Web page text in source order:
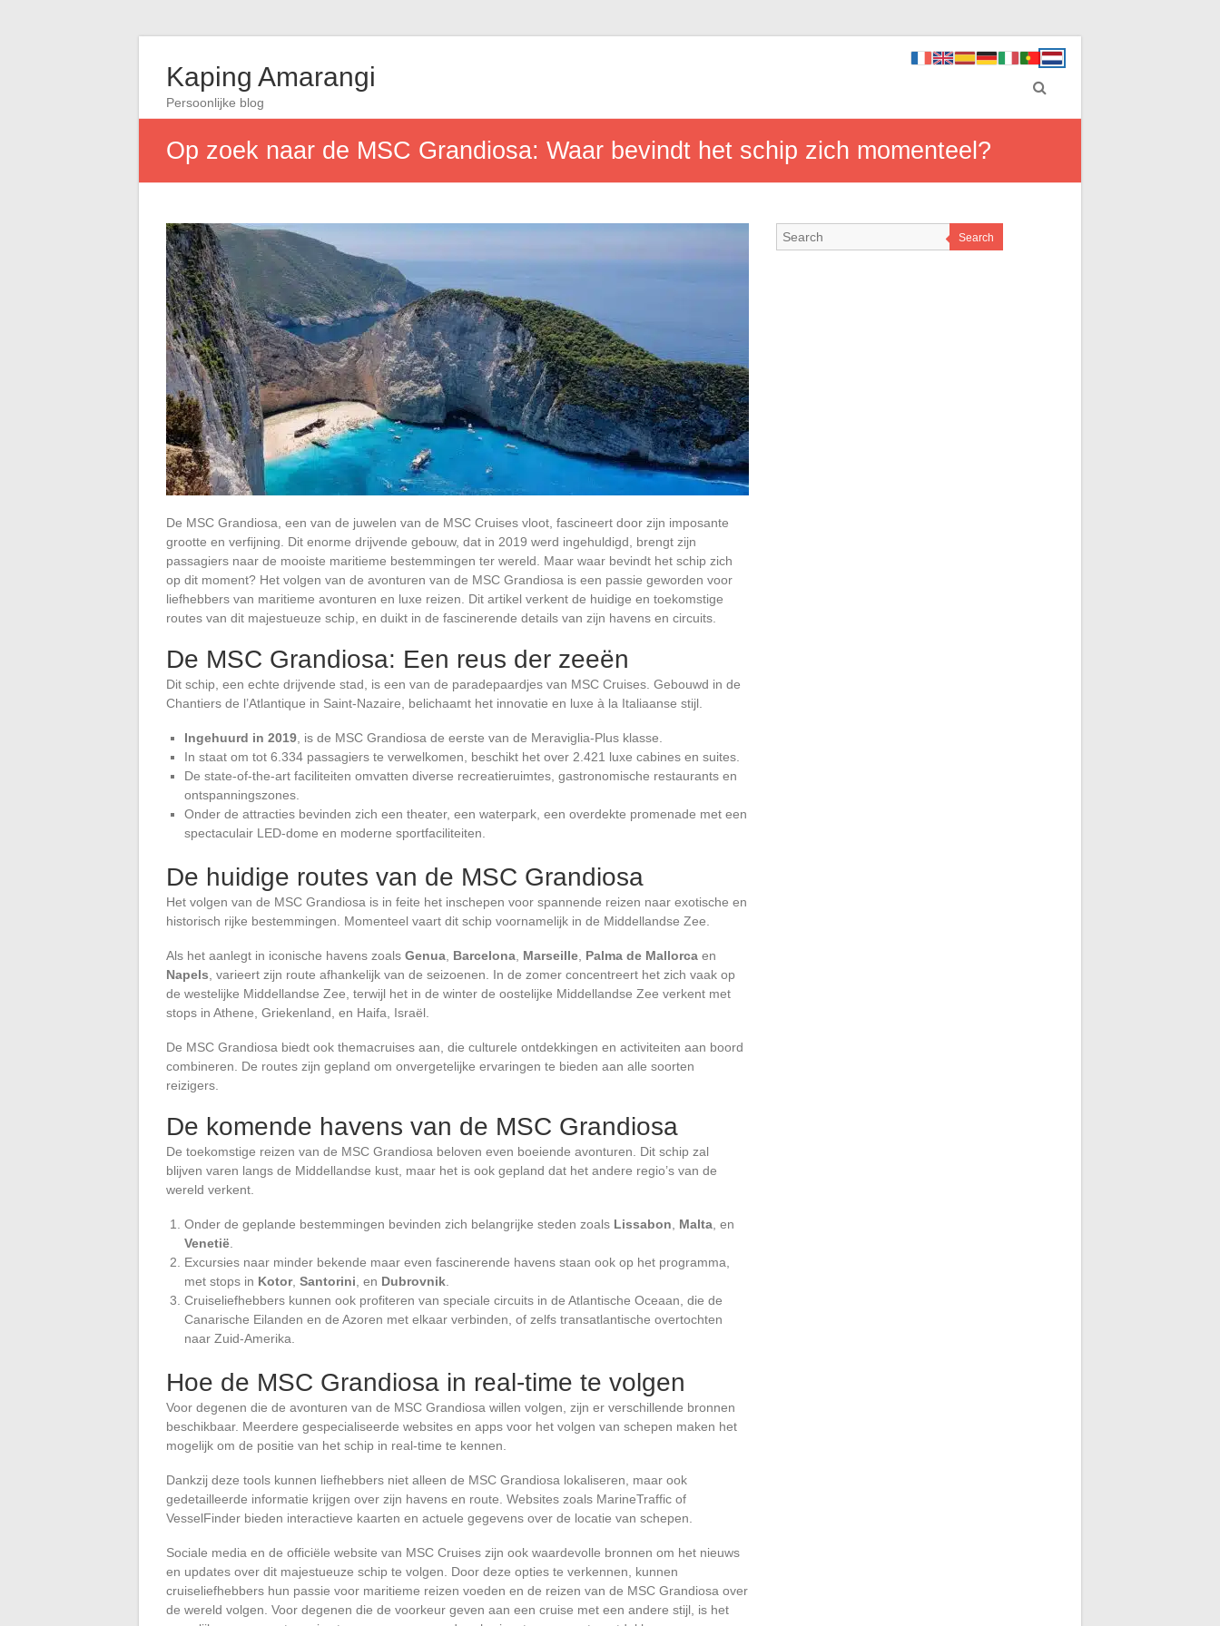
Kaping Amarangi
Persoonlijke blog
Op zoek naar de MSC Grandiosa: Waar bevindt het schip zich momenteel?
De MSC Grandiosa, een van de juwelen van de MSC Cruises vloot, fascineert door zijn imposante
grootte en verfijning. Dit enorme drijvende gebouw, dat in 2019 werd ingehuldigd, brengt zijn
passagiers naar de mooiste maritieme bestemmingen ter wereld. Maar waar bevindt het schip zich
op dit moment? Het volgen van de avonturen van de MSC Grandiosa is een passie geworden voor
liefhebbers van maritieme avonturen en luxe reizen. Dit artikel verkent de huidige en toekomstige
routes van dit majestueuze schip, en duikt in de fascinerende details van zijn havens en circuits.
De MSC Grandiosa: Een reus der zeeën
Dit schip, een echte drijvende stad, is een van de paradepaardjes van MSC Cruises. Gebouwd in de
Chantiers de l’Atlantique in Saint-Nazaire, belichaamt het innovatie en luxe à la Italiaanse stijl.
Ingehuurd in 2019 , is de MSC Grandiosa de eerste van de Meraviglia-Plus klasse.
In staat om tot 6.334 passagiers te verwelkomen, beschikt het over 2.421 luxe cabines en suites.
De state-of-the-art faciliteiten omvatten diverse recreatieruimtes, gastronomische restaurants en
ontspanningszones.
Onder de attracties bevinden zich een theater, een waterpark, een overdekte promenade met een
spectaculair LED-dome en moderne sportfaciliteiten.
De huidige routes van de MSC Grandiosa
Het volgen van de MSC Grandiosa is in feite het inschepen voor spannende reizen naar exotische en
historisch rijke bestemmingen. Momenteel vaart dit schip voornamelijk in de Middellandse Zee.
Als het aanlegt in iconische havens zoals Genua Barcelona Marseille Palma de Mallorca en
Napels , varieert zijn route afhankelijk van de seizoenen. In de zomer concentreert het zich vaak op
de westelijke Middellandse Zee, terwijl het in de winter de oostelijke Middellandse Zee verkent met
stops in Athene, Griekenland, en Haifa, Israël.
De MSC Grandiosa biedt ook themacruises aan, die culturele ontdekkingen en activiteiten aan boord
combineren. De routes zijn gepland om onvergetelijke ervaringen te bieden aan alle soorten
reizigers.
De komende havens van de MSC Grandiosa
De toekomstige reizen van de MSC Grandiosa beloven even boeiende avonturen. Dit schip zal
blijven varen langs de Middellandse kust, maar het is ook gepland dat het andere regio’s van de
wereld verkent.
Onder de geplande bestemmingen bevinden zich belangrijke steden zoals Lissabon Malta , en
Venetië
Excursies naar minder bekende maar even fascinerende havens staan ook op het programma,
met stops in Kotor, Santorini , en Dubrovnik
Cruiseliefhebbers kunnen ook profiteren van speciale circuits in de Atlantische Oceaan, die de
Canarische Eilanden en de Azoren met elkaar verbinden, of zelfs transatlantische overtochten
naar Zuid-Amerika.
Hoe de MSC Grandiosa in real-time te volgen
Voor degenen die de avonturen van de MSC Grandiosa willen volgen, zijn er verschillende bronnen
beschikbaar. Meerdere gespecialiseerde websites en apps voor het volgen van schepen maken het
mogelijk om de positie van het schip in real-time te kennen.
Dankzij deze tools kunnen liefhebbers niet alleen de MSC Grandiosa lokaliseren, maar ook
gedetailleerde informatie krijgen over zijn havens en route. Websites zoals MarineTraffic of
VesselFinder bieden interactieve kaarten en actuele gegevens over de locatie van schepen.
Sociale media en de officiële website van MSC Cruises zijn ook waardevolle bronnen om het nieuws
en updates over dit majestueuze schip te volgen. Door deze opties te verkennen, kunnen
cruiseliefhebbers hun passie voor maritieme reizen voeden en de reizen van de MSC Grandiosa over
de wereld volgen. Voor degenen die de voorkeur geven aan een cruise met een andere stijl, is het
Search